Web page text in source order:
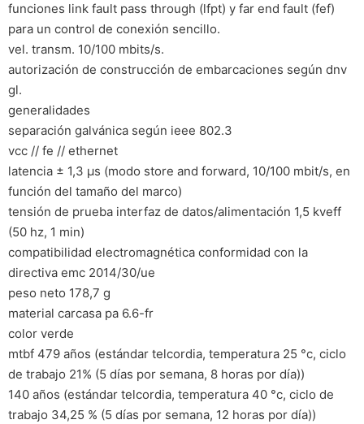
funciones link fault pass through (lfpt) y far end fault (fef)
para un control de conexión sencillo.
vel. transm. 10/100 mbits/s.
autorización de construcción de embarcaciones según dnv
gl.
generalidades
separación galvánica según ieee 802.3
vcc // fe // ethernet
latencia ± 1,3 µs (modo store and forward, 10/100 mbit/s, en
función del tamaño del marco)
tensión de prueba interfaz de datos/alimentación 1,5 kveff
(50 hz, 1 min)
compatibilidad electromagnética conformidad con la
directiva emc 2014/30/ue
peso neto 178,7 g
material carcasa pa 6.6-fr
color verde
mtbf 479 años (estándar telcordia, temperatura 25 °c, ciclo
de trabajo 21% (5 días por semana, 8 horas por día))
140 años (estándar telcordia, temperatura 40 °c, ciclo de
trabajo 34,25 % (5 días por semana, 12 horas por día))